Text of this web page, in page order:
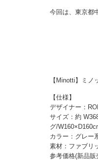
今回は、東京都
【Minotti】ミ
【仕様】
デザイナー：
サイズ：約
グ/
カラー：グレー
素材：ファブリ
参考価格(新品